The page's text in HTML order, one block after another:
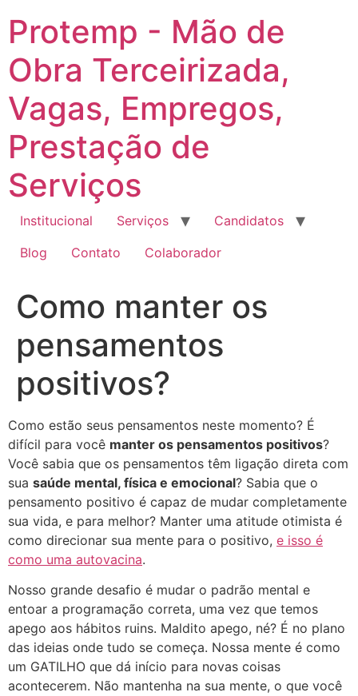
para
conteúdo
Protemp - Mão de
Obra Terceirizada,
Vagas, Empregos,
Prestação de
Serviços
Institucional Serviços
Candidatos
Blog
Contato Colaborador
Como manter os
pensamentos
positivos?
Como estão seus pensamentos neste momento? É
difícil para você manter os pensamentos positivos?
Você sabia que os pensamentos têm ligação direta com
sua saúde mental, física e emocional? Sabia que o
pensamento positivo é capaz de mudar completamente
sua vida, e para melhor? Manter uma atitude otimista é
como direcionar sua mente para o positivo, e isso é
como uma autovacina.
Nosso grande desafio é mudar o padrão mental e
entoar a programação correta, uma vez que temos
apego aos hábitos ruins. Maldito apego, né? É no plano
das ideias onde tudo se começa. Nossa mente é como
um GATILHO que dá início para novas coisas
acontecerem. Não mantenha na sua mente, o que você